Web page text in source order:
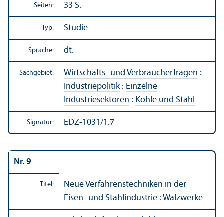
Seiten: 33 S.
Typ: Studie
Sprache: dt.
Sachgebiet: Wirtschafts- und Verbraucherfragen :
Industriepolitik: Einzelne
Industriesektoren : Kohle und Stahl
Signatur: EDZ-1031/1.7
Nr. 9
Titel:
Neue Verfahrenstechniken in der
Eisen- und Stahlindustrie : Walzwerke